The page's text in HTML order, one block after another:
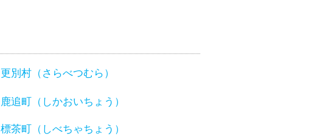
更別村（さらべつむら）
鹿追町（しかおいちょう）
標茶町（しべちゃちょう）